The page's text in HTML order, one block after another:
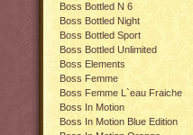
Boss Bottled N 6
Boss Bottled Night
Boss Bottled Sport
Boss Bottled Unlimited
Boss Elements
Boss Femme
Boss Femme L`eau Fraiche
Boss In Motion
Boss In Motion Blue Edition